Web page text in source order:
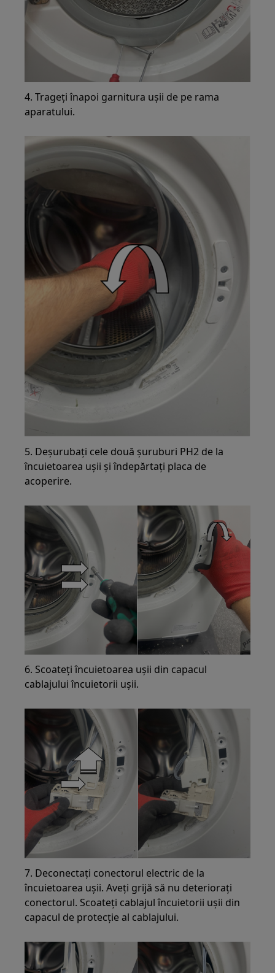
4. Trageți înapoi garnitura ușii de pe rama
aparatului.
5. Deșurubați cele două șuruburi PH2 de la
încuietoarea ușii și îndepărtați placa de
acoperire.
6. Scoateți încuietoarea ușii din capacul
cablajului încuietorii ușii.
7. Deconectați conectorul electric de la
încuietoarea ușii. Aveți grijă să nu deteriorați
conectorul. Scoateți cablajul încuietorii ușii din
capacul de protecție al cablajului.